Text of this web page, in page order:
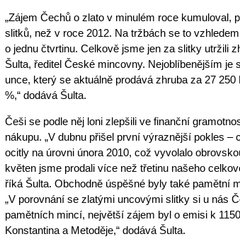
„Zájem Čechů o zlato v minulém roce kumuloval,
slitků, než v roce 2012. Na tržbách se to
o jednu čtvrtinu. Celkově jsme jen za slitky utržili
Šulta, ředitel České mincovny. Nejoblíbenějším je
unce, který se aktuálně prodává zhruba za 27
%,“ dodává Šulta.
Češi se podle něj loni zlepšili ve finanční
nákupu. „V dubnu přišel první výraznější pokles
ocitly na úrovni února 2010, což vyvolalo
květen jsme prodali více než třetinu našeho
říká Šulta. Obchodně úspěšné byly také pamětní
„V porovnání se zlatými uncovými slitky si u nás
pamětních mincí, největší zájem byl o emisi k
Konstantina a Metoděje,“ dodává Šulta.